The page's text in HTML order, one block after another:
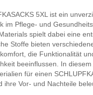
5XL ist ein
im Pflege- und
spielt dabei eine
Stoffe bieten
die Funktionalität
beeinflussen. In
für einen
ihre Vor- und Nachteile